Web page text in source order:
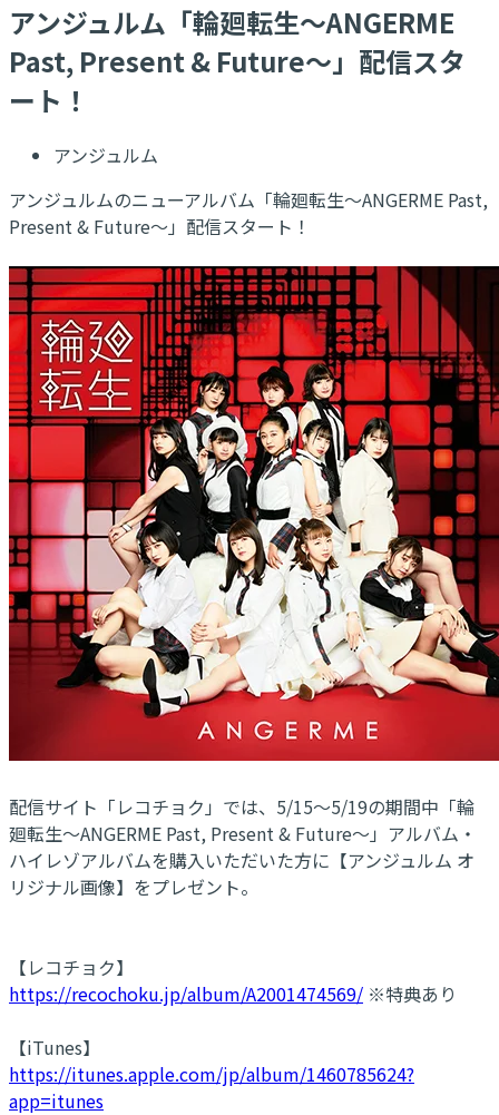
アンジュルム「輪廻転生～ANGERME
Past, Present & Future～」配信スタ
ート！
アンジュルム
アンジュルムのニューアルバム「輪廻転生～ANGERME Past,
Present & Future～」配信スタート！
配信サイト「レコチョク」では、5/15～5/19の期間中「輪
廻転生～ANGERME Past, Present & Future～」アルバム・
ハイレゾアルバムを購入いただいた方に【アンジュルム オ
リジナル画像】をプレゼント。
【レコチョク】
https://recochoku.jp/album/A2001474569/ ※特典あり
【iTunes】
https://itunes.apple.com/jp/album/1460785624?
app=itunes